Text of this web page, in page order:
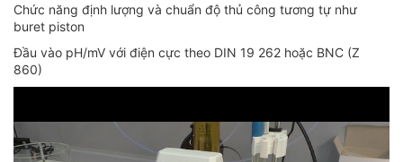
Chức năng định lượng và chuẩn độ thủ công tương tự như
buret piston
Đầu vào pH/mV với điện cực theo DIN 19 262 hoặc BNC (Z
860)